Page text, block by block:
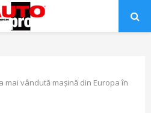
mai vândută mașină din Europa în